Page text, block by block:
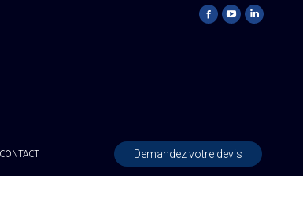
CONTACT Demandez votre devis